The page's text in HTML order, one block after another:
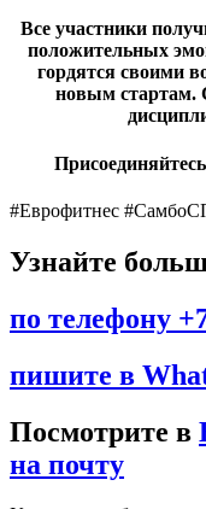
Все участники
положительных
гордятся своими
новым стартам.
#Еврофитнес
Узнайте
по телефону
пишите в
Посмотрите в
на почту